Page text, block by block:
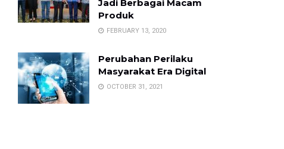
Jadi Berbagai Macam
Produk
FEBRUARY 13, 2020
Perubahan Perilaku
Masyarakat Era Digital
OCTOBER 31, 2021